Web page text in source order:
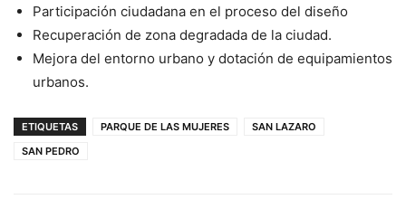
Participación ciudadana en el proceso del diseño
Recuperación de zona degradada de la ciudad.
Mejora del entorno urbano y dotación de equipamientos
urbanos.
ETIQUETAS PARQUE DE LAS MUJERES
SAN LAZARO
SAN PEDRO